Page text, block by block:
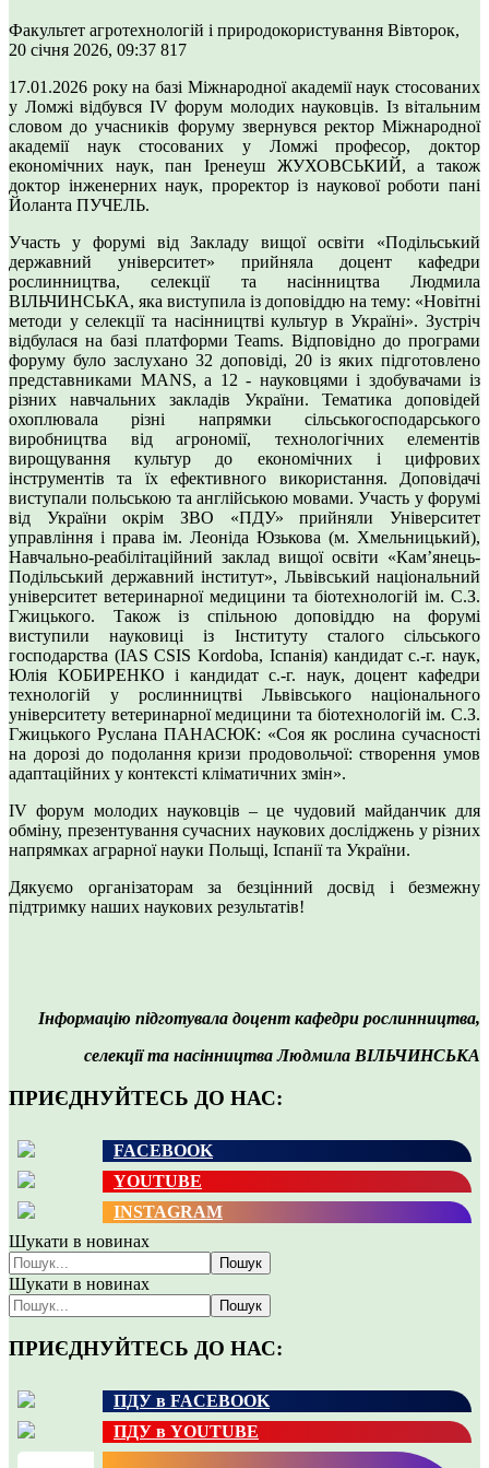
Факультет агротехнологій і природокористування Вівторок,
20 січня 2026, 09:37 817
17.01.2026 року на базі Міжнародної академії наук стосованих
у Ломжі відбувся IV форум молодих науковців. Із вітальним
словом до учасників форуму звернувся ректор Міжнародної
академії наук стосованих у Ломжі професор, доктор
економічних наук, пан Іренеуш ЖУХОВСЬКИЙ, а також
доктор інженерних наук, проректор із наукової роботи пані
Йоланта ПУЧЕЛЬ.
Участь у форумі від Закладу вищої освіти «Подільський
державний університет» прийняла доцент кафедри
рослинництва, селекції та насінництва Людмила
ВІЛЬЧИНСЬКА, яка виступила із доповіддю на тему: «Новітні
методи у селекції та насінництві культур в Україні». Зустріч
відбулася на базі платформи Teams. Відповідно до програми
форуму було заслухано 32 доповіді, 20 із яких підготовлено
представниками MANS, а 12 - науковцями і здобувачами із
різних навчальних закладів України. Тематика доповідей
охоплювала різні напрямки сільськогосподарського
виробництва від агрономії, технологічних елементів
вирощування культур до економічних і цифрових
інструментів та їх ефективного використання. Доповідачі
виступали польською та англійською мовами. Участь у форумі
від України окрім ЗВО «ПДУ» прийняли Університет
управління і права ім. Леоніда Юзькова (м. Хмельницький),
Навчально-реабілітаційний заклад вищої освіти «Кам’янець-
Подільський державний інститут», Львівський національний
університет ветеринарної медицини та біотехнологій ім. С.З.
Гжицького. Також із спільною доповіддю на форумі
виступили науковиці із Інституту сталого сільського
господарства (IAS CSIS Kordoba, Іспанія) кандидат с.-г. наук,
Юлія КОБИРЕНКО і кандидат с.-г. наук, доцент кафедри
технологій у рослинництві Львівського національного
університету ветеринарної медицини та біотехнологій ім. С.З.
Гжицького Руслана ПАНАСЮК: «Соя як рослина сучасності
на дорозі до подолання кризи продовольчої: створення умов
адаптаційних у контексті кліматичних змін».
IV форум молодих науковців – це чудовий майданчик для
обміну, презентування сучасних наукових досліджень у різних
напрямках аграрної науки Польщі, Іспанії та України.
Дякуємо організаторам за безцінний досвід і безмежну
підтримку наших наукових результатів!
Інформацію підготувала доцент кафедри рослинництва,
селекції та насінництваЛюдмила ВІЛЬЧИНСЬКА
ПРИЄДНУЙТЕСЬ ДО НАС:
FACEBOOK
YOUTUBE
INSTAGRAM
Шукати в новинах
Пошук
Шукати в новинах
Пошук
ПРИЄДНУЙТЕСЬ ДО НАС:
ПДУ в FACEBOOK
ПДУ в YOUTUBE